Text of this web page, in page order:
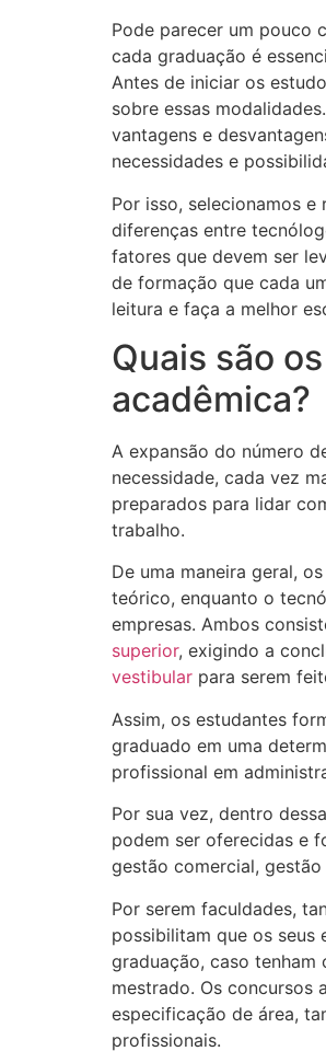
Pode parecer um pouco
cada graduação é
Antes de iniciar os
sobre essas
vantagens e
necessidades e
Por isso, selecionamos
diferenças entre
fatores que devem ser
de formação que cada
leitura e faça a melhor
Quais são
acadêmica?
A expansão do número
necessidade, cada vez
preparados para lidar
trabalho.
De uma maneira geral,
teórico, enquanto o
empresas. Ambos
superior, exigindo a
vestibular para serem
Assim, os estudantes
graduado em uma
profissional em
Por sua vez, dentro
podem ser oferecidas e
gestão comercial,
Por serem faculdades,
possibilitam que os
graduação, caso tenham
mestrado. Os concursos
especificação de área,
profissionais.